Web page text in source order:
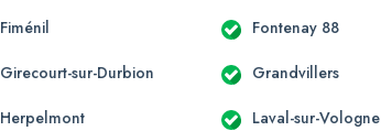
Fiménil Fontenay 88
Girecourt-sur-Durbion Grandvillers
Herpelmont Laval-sur-Vologne